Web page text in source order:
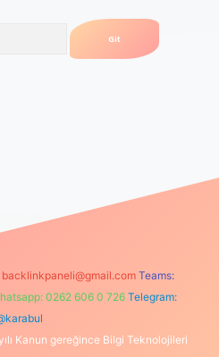
backlinkpaneli@gmail.com Teams:
0262 606 0 726 Telegram:
Kanun gereğince Bilgi Teknolojileri